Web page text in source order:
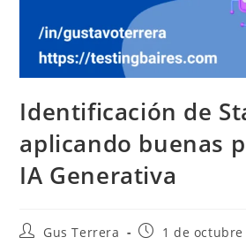
Identificación de
aplicando buenas
IA Generativa
Gus Terrera
1 de octubre